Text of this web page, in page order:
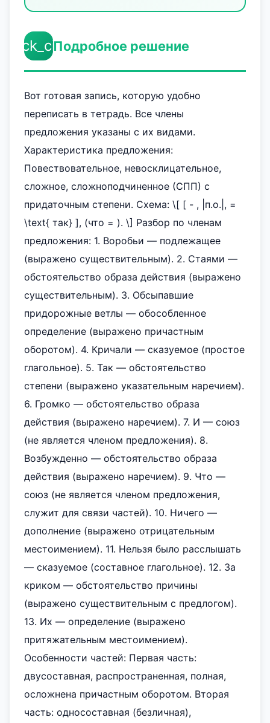
Подробное решение
Вот готовая запись, которую удобно
переписать в тетрадь. Все члены
предложения указаны с их видами.
Характеристика предложения:
Повествовательное, невосклицательное,
сложное, сложноподчиненное (СПП) с
придаточным степени. Схема: \[ [ - , |п.о.|, =
\text{ так} ], (что = ). \] Разбор по членам
предложения: 1. Воробьи — подлежащее
(выражено существительным). 2. Стаями —
обстоятельство образа действия (выражено
существительным). 3. Обсыпавшие
придорожные ветлы — обособленное
определение (выражено причастным
оборотом). 4. Кричали — сказуемое (простое
глагольное). 5. Так — обстоятельство
степени (выражено указательным наречием).
6. Громко — обстоятельство образа
действия (выражено наречием). 7. И — союз
(не является членом предложения). 8.
Возбужденно — обстоятельство образа
действия (выражено наречием). 9. Что —
союз (не является членом предложения,
служит для связи частей). 10. Ничего —
дополнение (выражено отрицательным
местоимением). 11. Нельзя было расслышать
— сказуемое (составное глагольное). 12. За
криком — обстоятельство причины
(выражено существительным с предлогом).
13. Их — определение (выражено
притяжательным местоимением).
Особенности частей: Первая часть:
двусоставная, распространенная, полная,
осложнена причастным оборотом. Вторая
часть: односоставная (безличная),